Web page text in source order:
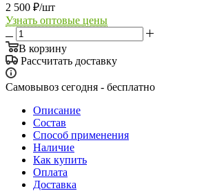
2 500 ₽/шт
Узнать оптовые цены
В корзину
Рассчитать доставку
Самовывоз сегодня - бесплатно
Описание
Состав
Способ применения
Наличие
Как купить
Оплата
Доставка